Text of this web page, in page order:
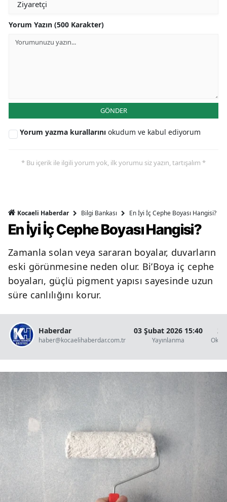
Yorum Yazın (500 Karakter)
GÖNDER
Yorum yazma kurallarını okudum ve kabul ediyorum
* Bu içerik ile ilgili yorum yok, ilk yorumu siz yazın, tartışalım *
Kocaeli Haberdar Bilgi Bankası En İyi İç Cephe Boyası Hangisi?
En İyi İç Cephe Boyası Hangisi?
Zamanla solan veya sararan boyalar, duvarların
eski görünmesine neden olur. Bi’Boya iç cephe
boyaları, güçlü pigment yapısı sayesinde uzun
süre canlılığını korur.
Haberdar
haber@kocaelihaberdar.com.tr
03 Şubat 2026 15:40
Yayınlanma
2